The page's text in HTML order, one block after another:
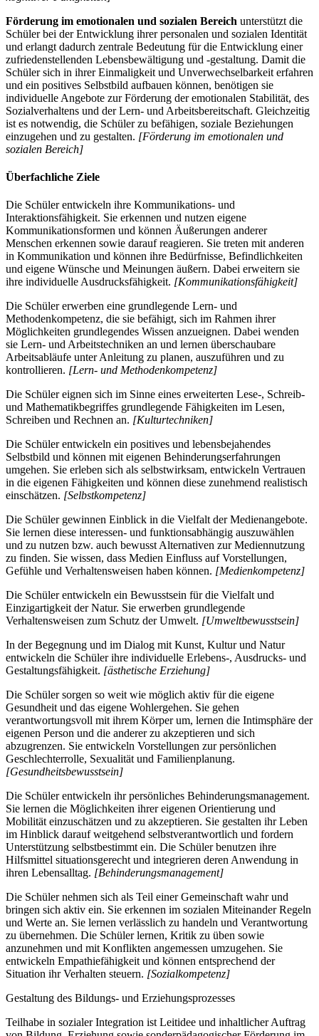
Förderung im emotionalen und sozialen Bereich unterstützt die
Schüler bei der Entwicklung ihrer personalen und sozialen Identität
und erlangt dadurch zentrale Bedeutung für die Entwicklung einer
zufriedenstellenden Lebensbewältigung und -gestaltung. Damit die
Schüler sich in ihrer Einmaligkeit und Unverwechselbarkeit erfahren
und ein positives Selbstbild aufbauen können, benötigen sie
individuelle Angebote zur Förderung der emotionalen Stabilität, des
Sozialverhaltens und der Lern- und Arbeitsbereitschaft. Gleichzeitig
ist es notwendig, die Schüler zu befähigen, soziale Beziehungen
einzugehen und zu gestalten. [Förderung im emotionalen und
sozialen Bereich]
Überfachliche Ziele
Die Schüler entwickeln ihre Kommunikations- und
Interaktionsfähigkeit. Sie erkennen und nutzen eigene
Kommunikationsformen und können Äußerungen anderer
Menschen erkennen sowie darauf reagieren. Sie treten mit anderen
in Kommunikation und können ihre Bedürfnisse, Befindlichkeiten
und eigene Wünsche und Meinungen äußern. Dabei erweitern sie
ihre individuelle Ausdrucksfähigkeit. [Kommunikationsfähigkeit]
Die Schüler erwerben eine grundlegende Lern- und
Methodenkompetenz, die sie befähigt, sich im Rahmen ihrer
Möglichkeiten grundlegendes Wissen anzueignen. Dabei wenden
sie Lern- und Arbeitstechniken an und lernen überschaubare
Arbeitsabläufe unter Anleitung zu planen, auszuführen und zu
kontrollieren. [Lern- und Methodenkompetenz]
Die Schüler eignen sich im Sinne eines erweiterten Lese-, Schreib-
und Mathematikbegriffes grundlegende Fähigkeiten im Lesen,
Schreiben und Rechnen an. [Kulturtechniken]
Die Schüler entwickeln ein positives und lebensbejahendes
Selbstbild und können mit eigenen Behinderungserfahrungen
umgehen. Sie erleben sich als selbstwirksam, entwickeln Vertrauen
in die eigenen Fähigkeiten und können diese zunehmend realistisch
einschätzen. [Selbstkompetenz]
Die Schüler gewinnen Einblick in die Vielfalt der Medienangebote.
Sie lernen diese interessen- und funktionsabhängig auszuwählen
und zu nutzen bzw. auch bewusst Alternativen zur Mediennutzung
zu finden. Sie wissen, dass Medien Einfluss auf Vorstellungen,
Gefühle und Verhaltensweisen haben können. [Medienkompetenz]
Die Schüler entwickeln ein Bewusstsein für die Vielfalt und
Einzigartigkeit der Natur. Sie erwerben grundlegende
Verhaltensweisen zum Schutz der Umwelt. [Umweltbewusstsein]
In der Begegnung und im Dialog mit Kunst, Kultur und Natur
entwickeln die Schüler ihre individuelle Erlebens-, Ausdrucks- und
Gestaltungsfähigkeit. [ästhetische Erziehung]
Die Schüler sorgen so weit wie möglich aktiv für die eigene
Gesundheit und das eigene Wohlergehen. Sie gehen
verantwortungsvoll mit ihrem Körper um, lernen die Intimsphäre der
eigenen Person und die anderer zu akzeptieren und sich
abzugrenzen. Sie entwickeln Vorstellungen zur persönlichen
Geschlechterrolle, Sexualität und Familienplanung.
[Gesundheitsbewusstsein]
Die Schüler entwickeln ihr persönliches Behinderungsmanagement.
Sie lernen die Möglichkeiten ihrer eigenen Orientierung und
Mobilität einzuschätzen und zu akzeptieren. Sie gestalten ihr Leben
im Hinblick darauf weitgehend selbstverantwortlich und fordern
Unterstützung selbstbestimmt ein. Die Schüler benutzen ihre
Hilfsmittel situationsgerecht und integrieren deren Anwendung in
ihren Lebensalltag. [Behinderungsmanagement]
Die Schüler nehmen sich als Teil einer Gemeinschaft wahr und
bringen sich aktiv ein. Sie erkennen im sozialen Miteinander Regeln
und Werte an. Sie lernen verlässlich zu handeln und Verantwortung
zu übernehmen. Die Schüler lernen, Kritik zu üben sowie
anzunehmen und mit Konflikten angemessen umzugehen. Sie
entwickeln Empathiefähigkeit und können entsprechend der
Situation ihr Verhalten steuern. [Sozialkompetenz]
Gestaltung des Bildungs- und Erziehungsprozesses
Teilhabe in sozialer Integration ist Leitidee und inhaltlicher Auftrag